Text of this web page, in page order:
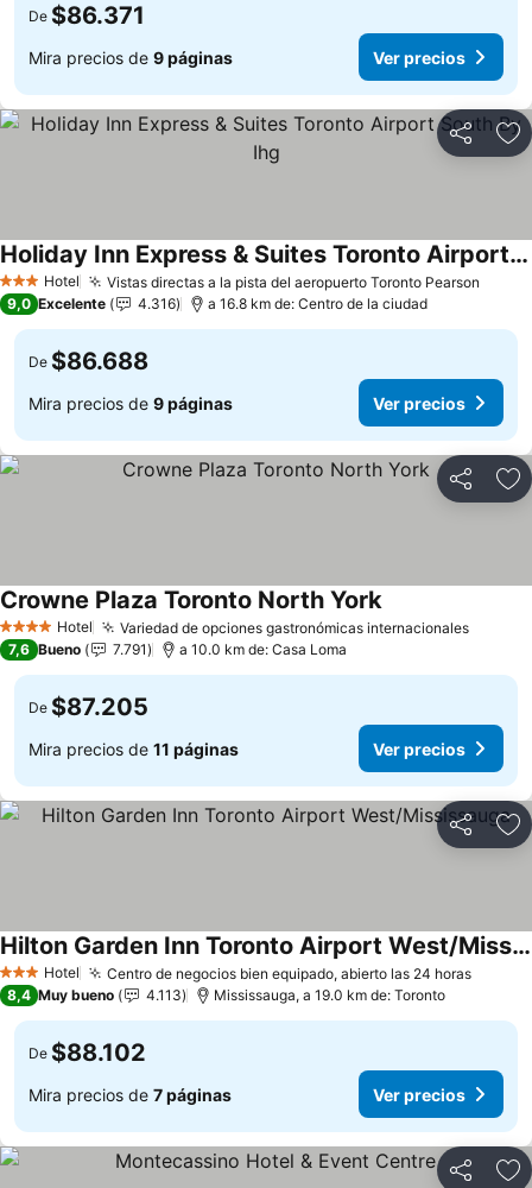
De $86.371
Mira precios de 9 páginas Ver precios
Compartir
3 Estrellas
Hotel Vistas directas a la pista del aeropuerto Toronto Pearson
Holiday Inn Express & Suites Toronto Airport South By Ihg
Ver precios
9,0 Excelente 4.316 a 16.8 km de: Centro de la ciudad
De $86.688
Mira precios de 9 páginas Ver precios
Compartir
4 EstrellasHotel Variedad de opciones gastronómicas internacionalesVer
Crowne Plaza Toronto North YorkVer precios
7,6 Bueno 7.791 a 10.0 km de: Casa Loma
De $87.205
Mira precios de 11 páginas Ver precios
Compartir
3 Estrellas
Hotel Centro de negocios bien equipado, abierto las 24 horasVer
Hilton Garden Inn Toronto Airport West/Mississauga
Ver precios
8,4 Muy bueno 4.113 Mississauga, a 19.0 km de: Toronto
De $88.102
Mira precios de 7 páginas Ver precios
Compartir